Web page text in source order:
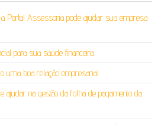
Portal Assessoria pode ajudar sua empresa
para sua saúde financeira
uma boa relação empresarial
ajudar na gestão da folha de pagamento da